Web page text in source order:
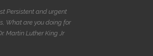
Persistent and urgent
What are you doing for
Martin Luther King Jr